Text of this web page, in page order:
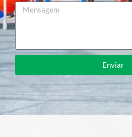
Enviar